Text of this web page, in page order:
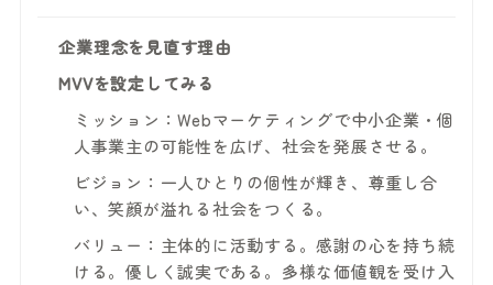
企業理念を見直す理由
MVVを設定してみる
ミッション：Webマーケティングで中小企業・個
人事業主の可能性を広げ、社会を発展させる。
ビジョン：一人ひとりの個性が輝き、尊重し合
い、笑顔が溢れる社会をつくる。
バリュー：主体的に活動する。感謝の心を持ち続
ける。優しく誠実である。多様な価値観を受け入